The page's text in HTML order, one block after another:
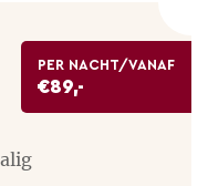
prachtplek voor
Compostella)
PER NACHT/VANAF
€89,-